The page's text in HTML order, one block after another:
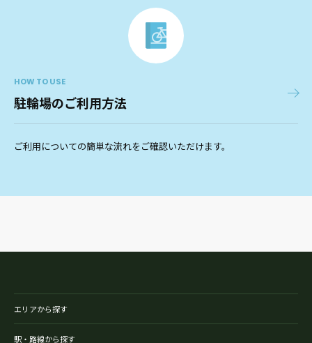
HOW TO USE
駐輪場のご利用方法
ご利用についての簡単な流れをご確認いただけます。
エリアから探す
駅・路線から探す